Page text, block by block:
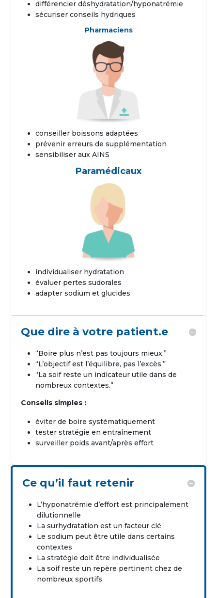
différencier déshydratation/hyponatrémie
sécuriser conseils hydriques
Pharmaciens
conseiller boissons adaptées
prévenir erreurs de supplémentation
sensibiliser aux AINS
Paramédicaux
individualiser hydratation
évaluer pertes sudorales
adapter sodium et glucides
Que dire à votre patient.e
“Boire plus n’est pas toujours mieux.”
“L’objectif est l’équilibre, pas l’excès.”
“La soif reste un indicateur utile dans de
nombreux contextes.”
Conseils simples :
éviter de boire systématiquement
tester stratégie en entraînement
surveiller poids avant/après effort
Ce qu’il faut retenir
L’hyponatrémie d’effort est principalement
dilutionnelle
La surhydratation est un facteur clé
Le sodium peut être utile dans certains
contextes
La stratégie doit être individualisée
La soif reste un repère pertinent chez de
nombreux sportifs